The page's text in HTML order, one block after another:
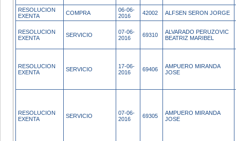
RESOLUCION
EXENTA
COMPRA
06-06-
2016
42002 ALFSEN SERON JORGE
RESOLUCION
EXENTA
SERVICIO
07-06-
2016
69310
ALVARADO PERUZOVIC
BEATRIZ MARIBEL
RESOLUCION
EXENTA
SERVICIO
17-06-
2016
69406
AMPUERO MIRANDA
JOSE
RESOLUCION
EXENTA
SERVICIO
07-06-
2016
69305
AMPUERO MIRANDA
JOSE